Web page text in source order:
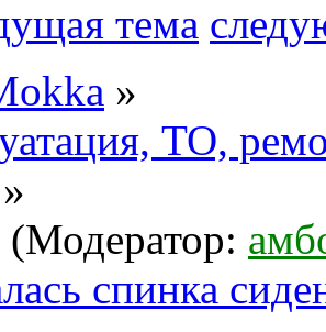
тема
»
ТО,
»
(Модератор:
спинка